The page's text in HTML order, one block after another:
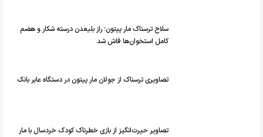
سلاح ترسناک مار پیتون؛ راز بلیعدن درسته شکار و هضم
کامل استخوان‌ها فاش شد
تصاویری ترسناک از جولان مار پیتون در دستگاه عابر بانک
تصاویر حیرت‌انگیز از بازی خطرناک کودک خردسال با مار